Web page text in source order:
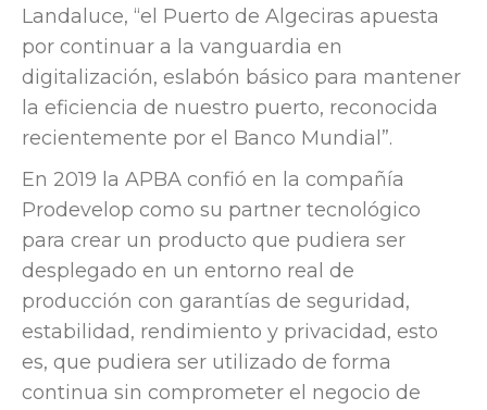
Landaluce, “el Puerto de Algeciras apuesta
por continuar a la vanguardia en
digitalización, eslabón básico para mantener
la eficiencia de nuestro puerto, reconocida
recientemente por el Banco Mundial”.
En 2019 la APBA confió en la compañía
Prodevelop como su partner tecnológico
para crear un producto que pudiera ser
desplegado en un entorno real de
producción con garantías de seguridad,
estabilidad, rendimiento y privacidad, esto
es, que pudiera ser utilizado de forma
continua sin comprometer el negocio de